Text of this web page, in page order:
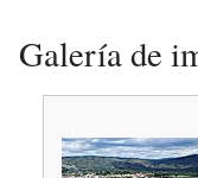
Galería de